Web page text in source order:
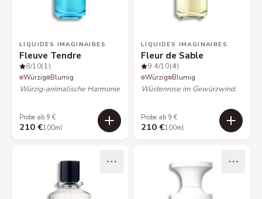
LIQUIDES IMAGINAIRES
Fleuve Tendre
8/10(1)
Würzig Blumig
Würzig-animalische Harmonie
Probe ab 9 €
210 €100ml
LIQUIDES IMAGINAIRES
Fleur de Sable
9.4/10(4)
Würzig Blumig
Wüstenrose im Gewürzwind.
Probe ab 9 €
210 €100ml